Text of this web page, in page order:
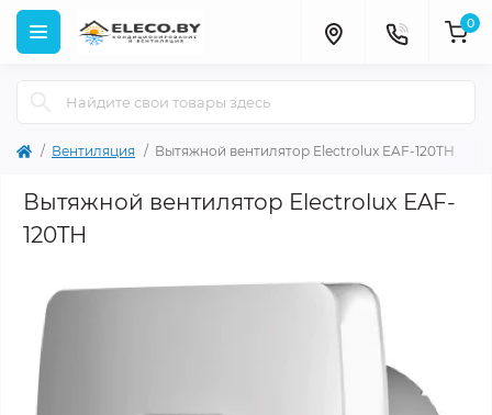
0
Вентиляция Вытяжной вентилятор Electrolux EAF-120TH
Вытяжной вентилятор Electrolux EAF-
120TH